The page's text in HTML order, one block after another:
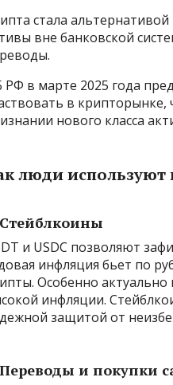
стала
вне банковской
РФ в марте 2025 года
в крипторынке,
нового класса
люди используют
Стейблкоины
и USDC позволяют
инфляция бьет по
Особенно актуально
инфляции.
защитой от
и покупки